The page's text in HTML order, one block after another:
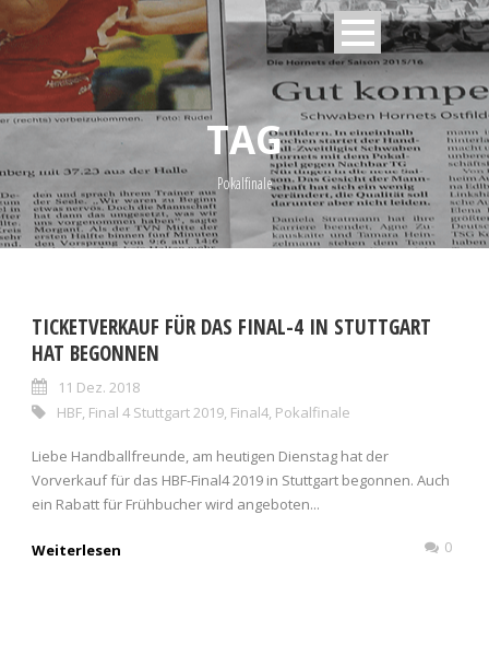
TAG
Pokalfinale
TICKETVERKAUF FÜR DAS FINAL-4 IN STUTTGART
HAT BEGONNEN
11 Dez. 2018
HBF, Final 4 Stuttgart 2019, Final4, Pokalfinale
Liebe Handballfreunde, am heutigen Dienstag hat der
Vorverkauf für das HBF-Final4 2019 in Stuttgart begonnen. Auch
ein Rabatt für Frühbucher wird angeboten...
Weiterlesen 0